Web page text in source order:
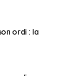
ordi : la